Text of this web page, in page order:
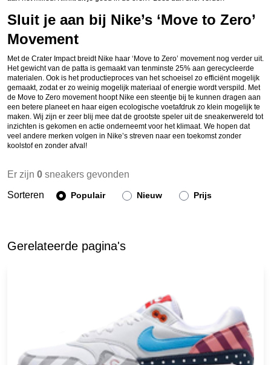
Sluit je aan bij Nike’s ‘Move to Zero’
Movement
Met de Crater Impact breidt Nike haar ‘Move to Zero’ movement nog verder uit.
Het gewicht van de patta is gemaakt van tenminste 25% aan gerecycleerde
materialen. Ook is het productieproces van het schoeisel zo efficiënt mogelijk
gemaakt, zodat er zo weinig mogelijk materiaal of energie wordt verspild. Met
de Move to Zero movement hoopt Nike een steentje bij te kunnen dragen aan
een betere planeet en haar eigen ecologische voetafdruk zo klein mogelijk te
maken. Wij zijn er zeer blij mee dat de grootste speler uit de sneakerwereld tot
inzichten is gekomen en actie onderneemt voor het klimaat. We hopen dat
veel andere merken volgen in Nike’s streven naar een toekomst zonder
koolstof en zonder afval!
Er zijn 0 sneakers gevonden
Sorteren
Populair Nieuw Prijs
Gerelateerde pagina's